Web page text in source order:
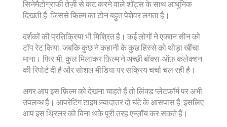
सिनेमैटोग्राफी तेज़ी से कट करने वाले शॉट्स के साथ आधुनिक
दिखती है, जिससे फ़िल्म का टोन बहुत पेशेवर लगता है।
दर्शकों की प्रतिक्रिया भी मिश्रित है। कई लोगों ने एक्शन सीन को
टॉप रेट किया, जबकि कुछ ने कहानी के कुछ हिस्से को थोड़ा खींचा
माना। फिर भी, कुल मिलाकर फ़िल्म ने अच्छी बॉक्स‑ऑफ़ कलेक्शन
की रिपोर्ट दी है और सोशल मीडिया पर सक्रिय चर्चा चल रही है।
अगर आप इस फ़िल्म को देखना चाहते हैं तो लिंक्ड प्लेटफ़ॉर्म पर अभी
उपलब्ध है। आपरेटिंग टाइम ज़्यादातर दो घंटे के आसपास है, इसलिए
आप इस थ्रिलर को बिना थके पूरी तरह एन्ज़ॉय कर सकते हैं।